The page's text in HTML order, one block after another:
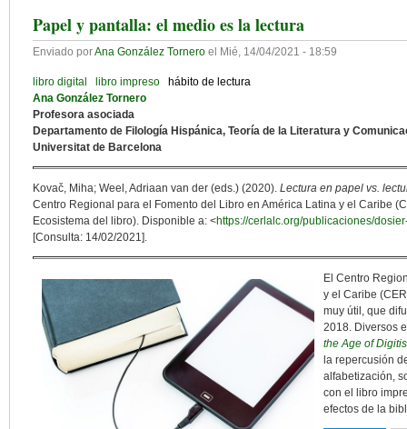
Papel y pantalla: el medio es la lectura
Enviado porAna González Tornero el Mié, 14/04/2021 - 18:59
libro digital libro impreso
hábito de lectura
Ana González Tornero
Profesora asociada
Departamento de Filología Hispánica, Teoría de la Literatura y
Universitat de Barcelona
Kovač, Miha; Weel, Adriaan van der (eds.) (2020). Lectura en papel vs.
Centro Regional para el Fomento del Libro en América Latina y el Caribe
Ecosistema del libro). Disponible a: <https://cerlalc.org/publicaciones/
[Consulta: 14/02/2021].
El Centro
y el Caribe
muy útil, que
2018. Diversos
the Age of
la repercusión
alfabetización,
con el libro
efectos de la